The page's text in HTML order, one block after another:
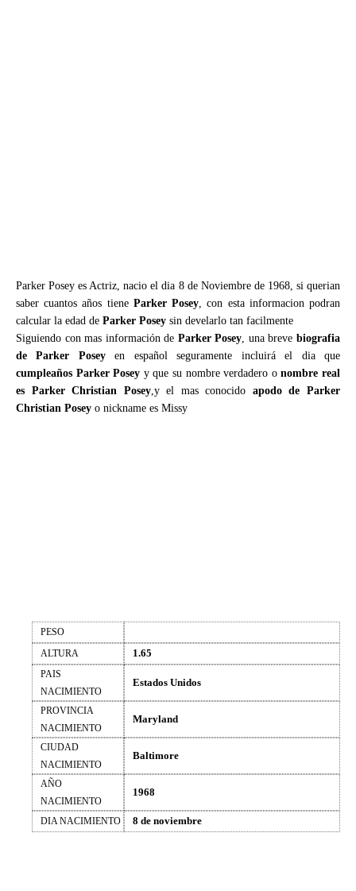
Parker Posey es Actriz, nacio el dia 8 de Noviembre de 1968, si querian
saber cuantos años tiene Parker Posey, con esta informacion podran
calcular la edad de Parker Posey sin develarlo tan facilmente
Siguiendo con mas información de Parker Posey, una brevebiografia
de Parker Poseyen español seguramente incluirá el dia que
cumpleaños Parker Posey y que su nombre verdadero onombre real
es Parker Christian Posey,y el mas conocido apodo de Parker
Christian Posey o nickname es Missy
PESO
ALTURA
1.65
PAIS
NACIMIENTO
Estados Unidos
PROVINCIA
NACIMIENTO
Maryland
CIUDAD
NACIMIENTO
Baltimore
AÑO
NACIMIENTO
1968
DIA NACIMIENTO 8 de noviembre